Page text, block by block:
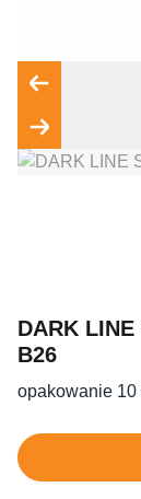
DARK
B26
opakowanie 10